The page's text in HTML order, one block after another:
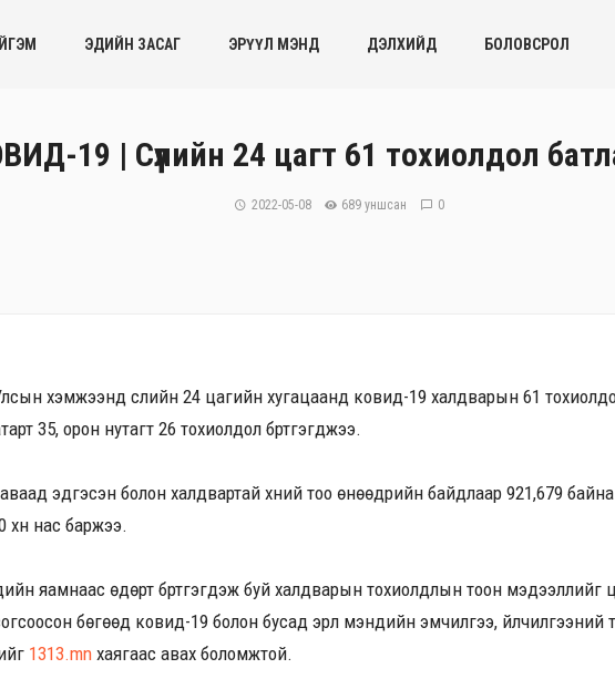
ЭДИЙН ЗАСАГ ЭРҮҮЛ МЭНД ДЭЛХИЙД БОЛОВСРОЛ
19 | Сүүлийн 24 цагт 61 тохиолдол
2022-05-08 689 уншсан 0
хэмжээнд сүүлийн 24 цагийн хугацаанд ковид-19 халдварын 61
35, орон нутагт 26 тохиолдол бүртгэгджээ.
эдгэсэн болон халдвартай хүний тоо өнөөдрийн байдлаар 921,679
хүн нас баржээ.
яамнаас өдөрт бүртгэгдэж буй халдварын тохиолдлын тоон
бөгөөд ковид-19 болон бусад эрүүл мэндийн эмчилгээ, үйлчилгээний
1313.mn хаягаас авах боломжтой.